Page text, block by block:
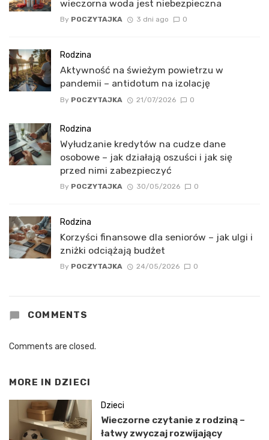
wieczorna woda jest niebezpieczna
By POCZYTAJKA 3 dni ago 0
Rodzina
Aktywność na świeżym powietrzu w
pandemii – antidotum na izolację
By POCZYTAJKA 21/07/2026 0
Rodzina
Wyłudzanie kredytów na cudze dane
osobowe – jak działają oszuści i jak się
przed nimi zabezpieczyć
By POCZYTAJKA 30/05/2026 0
Rodzina
Korzyści finansowe dla seniorów – jak ulgi i
zniżki odciążają budżet
By POCZYTAJKA 24/05/2026 0
COMMENTS
Comments are closed.
MORE IN DZIECI
Dzieci
Wieczorne czytanie z rodziną –
łatwy zwyczaj rozwijający